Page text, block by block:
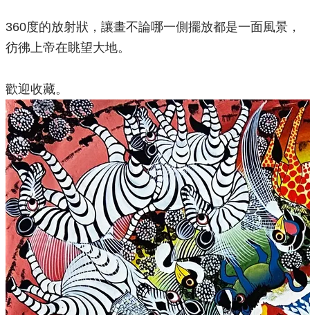
360度的放射狀，讓畫不論哪一側擺放都是一面風景，
彷彿上帝在眺望大地。
歡迎收藏。